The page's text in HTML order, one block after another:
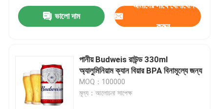
বাড়ি
ভিডিও
ভালো দাম
আমাদের সাথে যোগাযোগ
করুন
পানীয় Budweis রাউন্ড 330ml
অ্যালুমিনিয়াম ক্যান বিয়ার BPA বিনামূল্যে জন্য
MOQ：100000
মূল্য：আলোচনা সাপেক্ষ